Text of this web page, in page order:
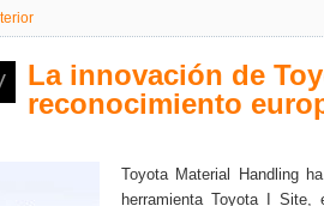
La innovación de
reconocimiento
Toyota Material Handling
herramienta Toyota